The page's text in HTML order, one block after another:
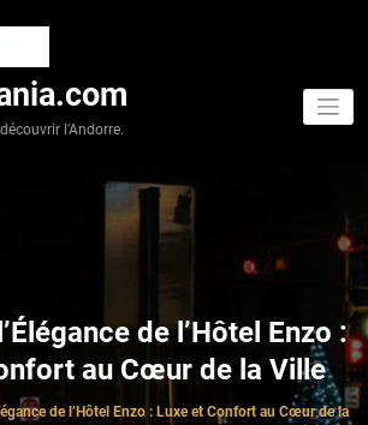
l'Andorre.
de l’Hôtel Enzo :
au Cœur de la Ville
de l’Hôtel Enzo : Luxe et Confort au Cœur de la